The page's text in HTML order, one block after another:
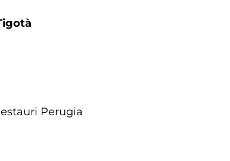
Perugia